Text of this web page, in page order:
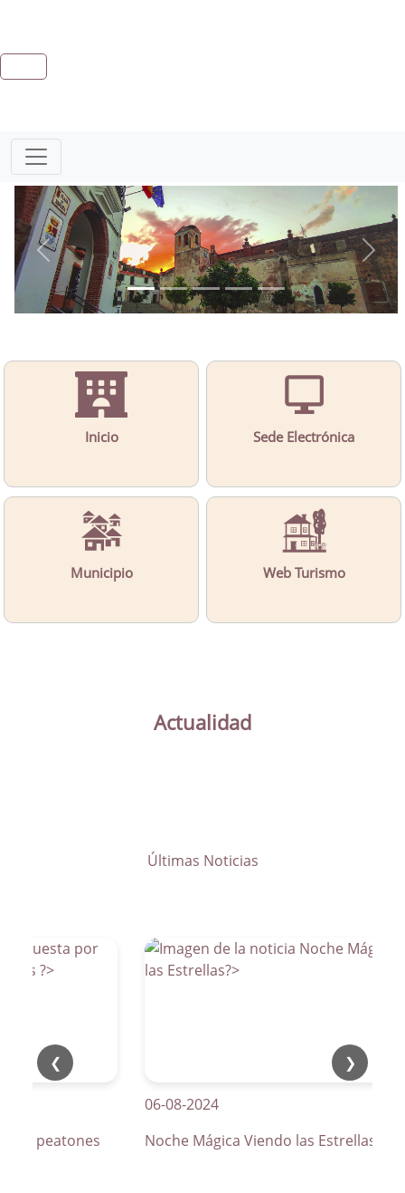
Inicio Sede Electrónica
Municipio Web Turismo
Actualidad
Últimas Noticias
❮ ❯
de peatones
06-08-2024
Noche Mágica Viendo las Estrellas